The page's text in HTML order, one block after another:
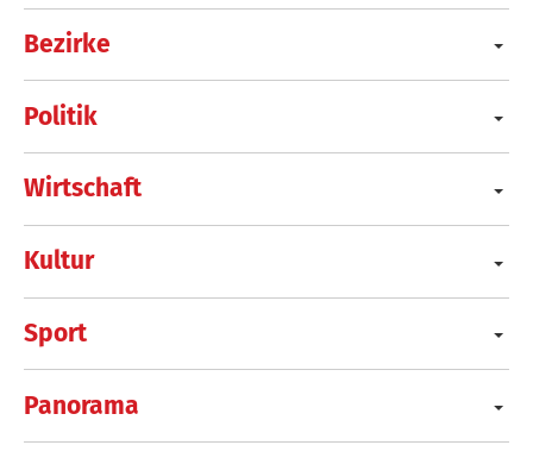
Bezirke
Politik
Wirtschaft
Kultur
Sport
Panorama